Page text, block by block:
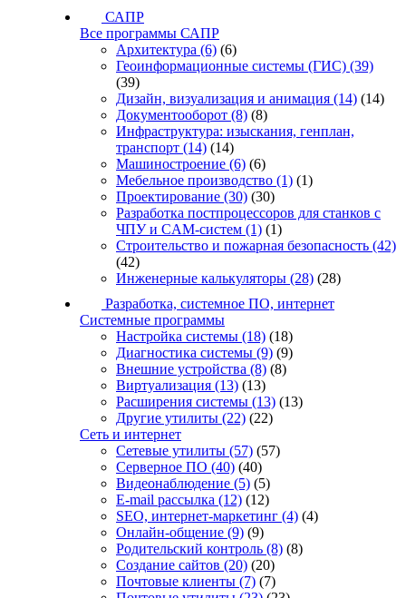
САПР
Все программы САПР
Архитектура (6) (6)
Геоинформационные системы (ГИС) (39)
(39)
Дизайн, визуализация и анимация (14) (14)
Документооборот (8) (8)
Инфраструктура: изыскания, генплан,
транспорт (14) (14)
Машиностроение (6) (6)
Мебельное производство (1) (1)
Проектирование (30) (30)
Разработка постпроцессоров для станков с
ЧПУ и CAM-систем (1) (1)
Строительство и пожарная безопасность (42)
(42)
Инженерные калькуляторы (28) (28)
Разработка, системное ПО, интернет
Системные программы
Настройка системы (18) (18)
Диагностика системы (9) (9)
Внешние устройства (8) (8)
Виртуализация (13) (13)
Расширения системы (13) (13)
Другие утилиты (22) (22)
Сеть и интернет
Сетевые утилиты (57) (57)
Серверное ПО (40) (40)
Видеонаблюдение (5) (5)
E-mail рассылка (12) (12)
SEO, интернет-маркетинг (4) (4)
Онлайн-общение (9) (9)
Родительский контроль (8) (8)
Создание сайтов (20) (20)
Почтовые клиенты (7) (7)